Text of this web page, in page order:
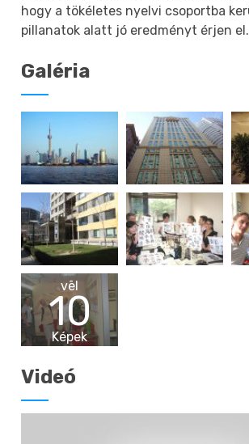
hogy a tökéletes nyelvi csoportba
pillanatok alatt jó eredményt érjen el.
Galéria
vēl
10
Képek
Videó